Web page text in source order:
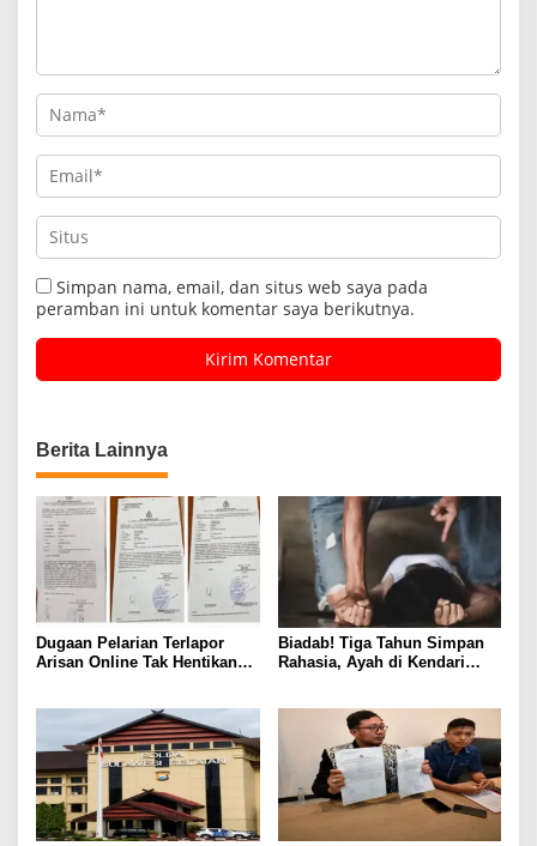
Simpan nama, email, dan situs web saya pada
peramban ini untuk komentar saya berikutnya.
Berita Lainnya
Dugaan Pelarian Terlapor
Arisan Online Tak Hentikan
Biadab! Tiga Tahun Simpan
Rahasia, Ayah di Kendari